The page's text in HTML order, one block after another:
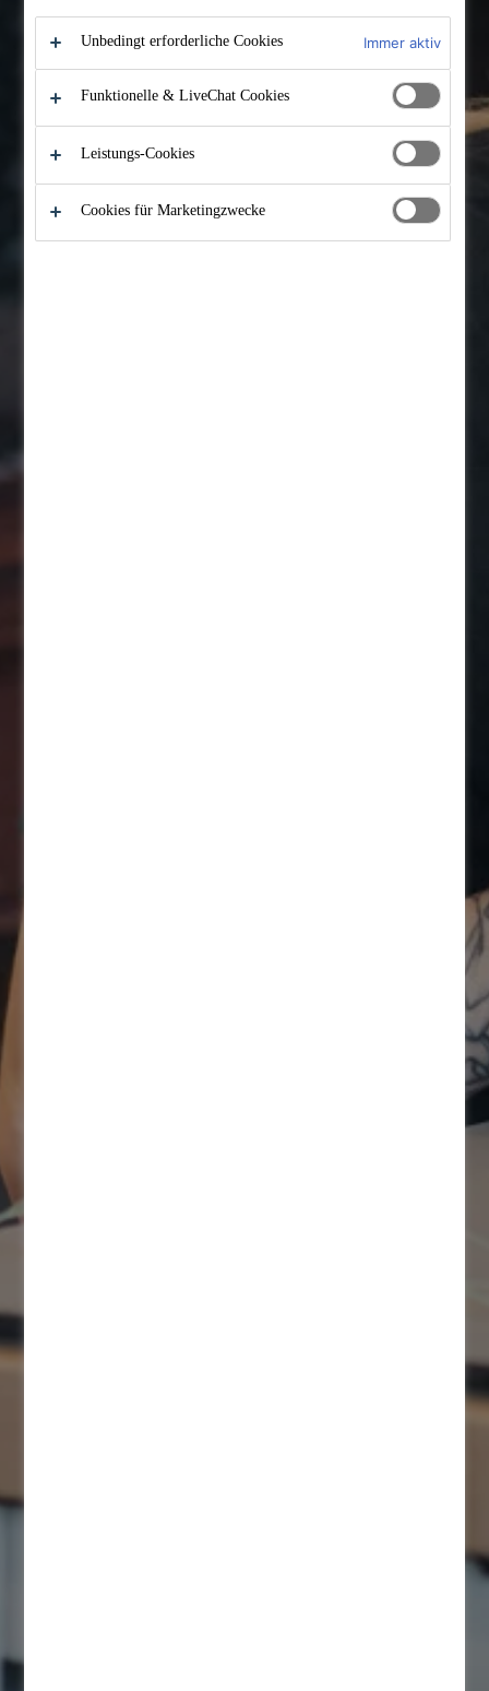
Unbedingt erforderliche Cookies Immer aktiv
Funktionelle & LiveChat Cookies
Leistungs-Cookies
Cookies für Marketingzwecke